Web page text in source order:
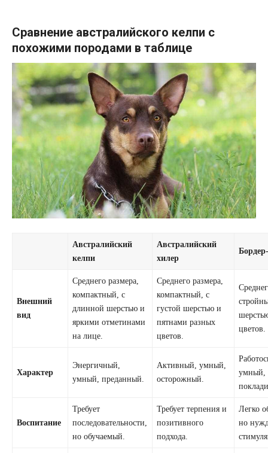
Сравнение австралийского келпи с
похожими породами в таблице
Австралийский
келпи
Австралийский
хилер
Внешний
вид
Среднего размера,
компактный, с
длинной шерстью и
яркими отметинами
на лице.
Среднего размера,
компактный, с
густой шерстью и
пятнами разных
цветов.
цветов.
Характер
Энергичный,
умный, преданный.
Активный, умный,
осторожный.
умный,
Воспитание
Требует
последовательности,
но обучаемый.
Требует терпения и
позитивного
подхода.
Легко
но